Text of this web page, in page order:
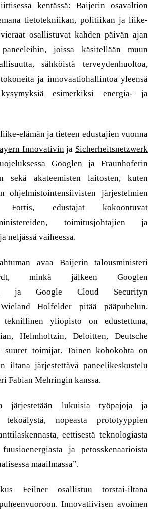
kentässä: Baijerin osavaltion
tietotekniikan, politiikan ja liike-
osallistuvat kahden päivän ajan
joissa käsitellään muun
sähköistä terveydenhuoltoa,
ja innovaatiohallintoa yleensä
esimerkiksi energia- ja
elämän ja tieteen edustajien vuonna
Innovativin ja Sicherheitsnetzwerk
Googlen ja Fraunhoferin
sekä akateemisten laitosten, kuten
ohjelmistointensiivisten järjestelmien
Fortis, edustajat kokoontuvat
toimitusjohtajien ja
neljässä vaiheessa.
avaa Baijerin talousministeri
minkä jälkeen Googlen
ja Google Cloud Securityn
Holfelder pitää pääpuhelun.
yliopisto on edustettuna,
Helmholtzin, Deloitten, Deutsche
toimijat. Toinen kohokohta on
iltana järjestettävä paneelikeskustelu
Fabian Mehringin kanssa.
järjestetään lukuisia työpajoja ja
tekoälystä, nopeasta prototyyppien
eettisestä teknologiasta
ja petosskenaarioista
maailmassa”.
Feilner osallistuu torstai-iltana
Innovatiivisen avoimen